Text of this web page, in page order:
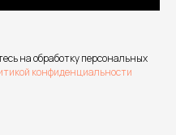
на обработку персональных
конфиденциальности